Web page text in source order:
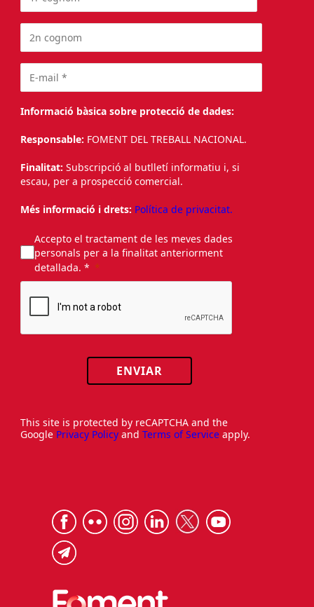
Informació bàsica sobre protecció de dades:
Responsable: FOMENT DEL TREBALL NACIONAL.
Finalitat: Subscripció al butlletí informatiu i, si
escau, per a prospecció comercial.
Més informació i drets: Política de privacitat.
Accepto el tractament de les meves dades
personals per a la finalitat anteriorment
detallada. *
ENVIAR
This site is protected by reCAPTCHA and the
Google Privacy Policy and Terms of Service apply.